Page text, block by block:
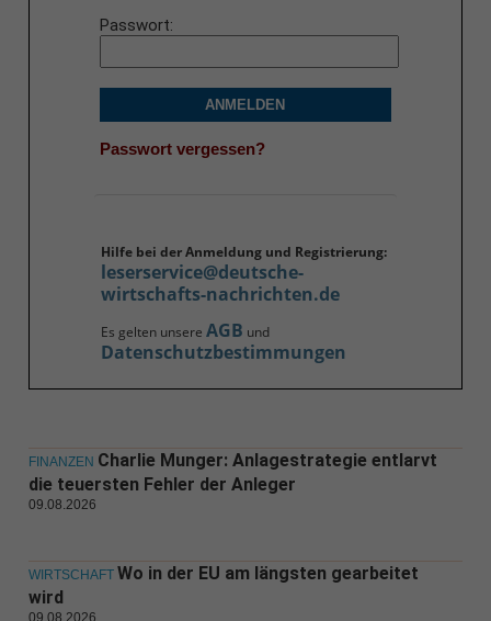
Passwort
ANMELDEN
Passwort vergessen?
Hilfe bei der Anmeldung und Registrierung:
leserservice@deutsche-
wirtschafts-nachrichten.de
Es gelten unsere AGB und
Datenschutzbestimmungen
FINANZEN Charlie Munger: Anlagestrategie entlarvt
die teuersten Fehler der Anleger
09.08.2026
WIRTSCHAFT Wo in der EU am längsten gearbeitet
wird
09.08.2026